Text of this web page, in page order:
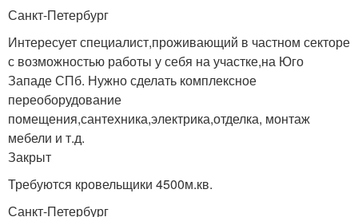
Санкт-Петербург
Интересует специалист,проживающий в частном секторе
с возможностью работы у себя на участке,на Юго
Западе СПб. Нужно сделать комплексное
переоборудование
помещения,сантехника,электрика,отделка, монтаж
мебели и т.д.
Закрыт
Требуются кровельщики 4500м.кв.
Санкт-Петербург